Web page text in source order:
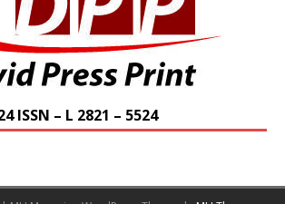
ISSN – L 2821 – 5524